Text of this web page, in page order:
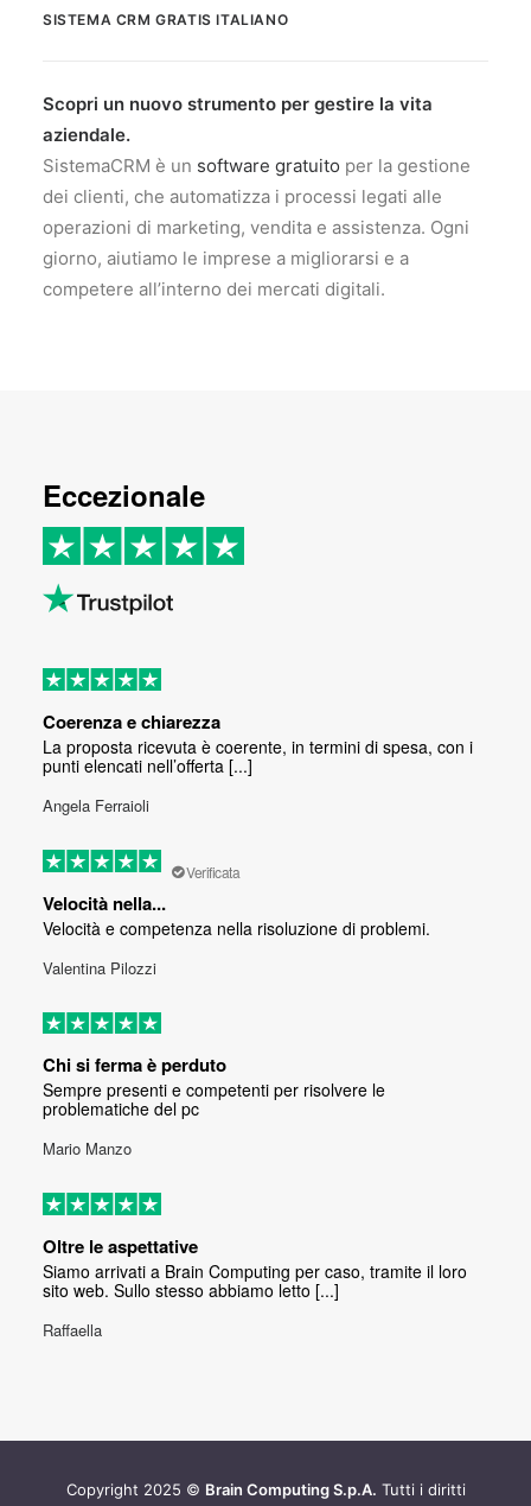
SISTEMA CRM GRATIS ITALIANO
Scopri un nuovo strumento per gestire la vita
aziendale.
SistemaCRM è un software gratuito per la gestione
dei clienti, che automatizza i processi legati alle
operazioni di marketing, vendita e assistenza. Ogni
giorno, aiutiamo le imprese a migliorarsi e a
competere all’interno dei mercati digitali.
Eccezionale
Coerenza e chiarezza
La proposta ricevuta è coerente, in termini di spesa, con i
punti elencati nell’offerta [...]
Angela Ferraioli
Verificata
Velocità nella...
Velocità e competenza nella risoluzione di problemi.
Valentina Pilozzi
Chi si ferma è perduto
Sempre presenti e competenti per risolvere le
problematiche del pc
Mario Manzo
Oltre le aspettative
Siamo arrivati a Brain Computing per caso, tramite il loro
sito web. Sullo stesso abbiamo letto [...]
Raffaella
Copyright 2025 © Brain Computing S.p.A. Tutti i diritti